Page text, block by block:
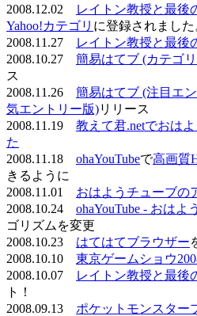
2008.12.02
レイトン教授と最後
Yahoo!カテゴリ に登録されました
2008.11.27
レイトン教授と最後
2008.10.27 簡易はてブ (カテゴ
ス
2008.11.26 簡易はてブ (注目エ
気エントリー版)リリース
2008.11.19 教えて君.netでおは
た
2008.11.18 ohaYouTubeで高画質
きるように
2008.11.01 おはようチューブの
2008.10.24 ohaYouTube - おはよ
ゴリズムを変更
2008.10.23 はてはてブラウザー
2008.10.10 東京ゲームショウ
2008.10.07
レイトン教授と最後
ト！
2008.09.13 ポケットモンスター